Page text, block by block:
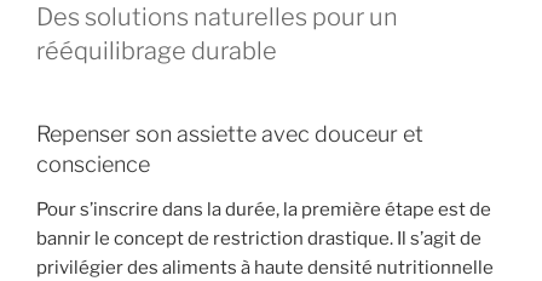
Des solutions naturelles pour un
rééquilibrage durable
Repenser son assiette avec douceur et
conscience
Pour s’inscrire dans la durée, la première étape est de
bannir le concept de restriction drastique. Il s’agit de
privilégier des aliments à haute densité nutritionnelle